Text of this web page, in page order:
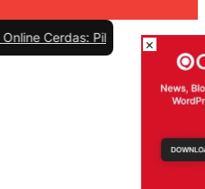
Pilih Produk dengan Bijak
×